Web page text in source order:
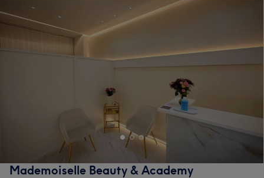
Mademoiselle Beauty & Academy